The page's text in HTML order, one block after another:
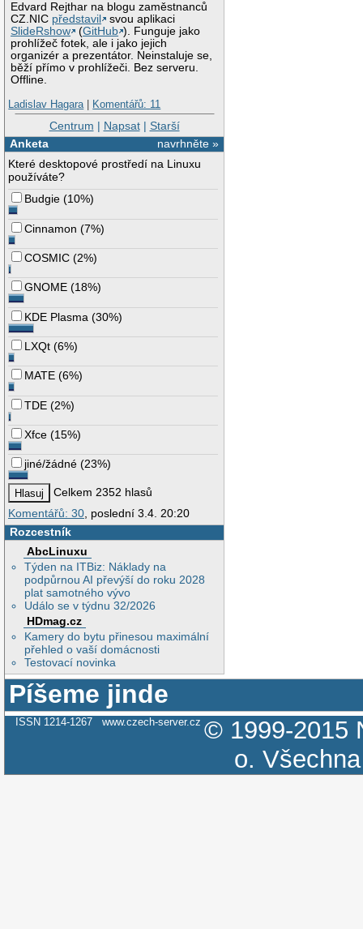
Edvard Rejthar na blogu zaměstnanců
CZ.NIC představil
svou aplikaci
SlideRshow
(GitHub ). Funguje jako
prohlížeč fotek, ale i jako jejich
organizér a prezentátor. Neinstaluje se,
běží přímo v prohlížeči. Bez serveru.
Offline.
Ladislav Hagara| Komentářů: 11
Centrum | Napsat| Starší
navrhněte »
Anketa
Které desktopové prostředí na Linuxu
používáte?
Budgie (10%)
Cinnamon (7%)
COSMIC (2%)
GNOME (18%)
KDE Plasma (30%)
LXQt (6%)
MATE (6%)
TDE (2%)
Xfce (15%)
jiné/žádné (23%)
Celkem 2352 hlasů
Komentářů: 30 , poslední 3.4. 20:20
Rozcestník
AbcLinuxu
Týden na ITBiz: Náklady na
podpůrnou AI převýší do roku 2028
plat samotného vývo
Událo se v týdnu 32/2026
HDmag.cz
Kamery do bytu přinesou maximální
přehled o vaší domácnosti
Testovací novinka
Píšeme jinde
ISSN 1214-1267 www.czech-server.cz © 1999-2015
o.